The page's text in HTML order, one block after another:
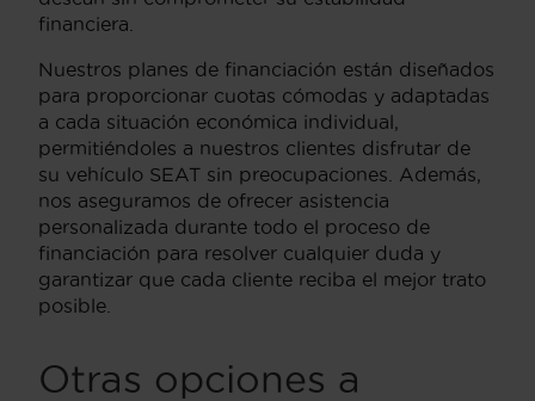
financiera.
Nuestros planes de financiación están diseñados
para proporcionar cuotas cómodas y adaptadas
a cada situación económica individual,
permitiéndoles a nuestros clientes disfrutar de
su vehículo SEAT sin preocupaciones. Además,
nos aseguramos de ofrecer asistencia
personalizada durante todo el proceso de
financiación para resolver cualquier duda y
garantizar que cada cliente reciba el mejor trato
posible.
Otras opciones a